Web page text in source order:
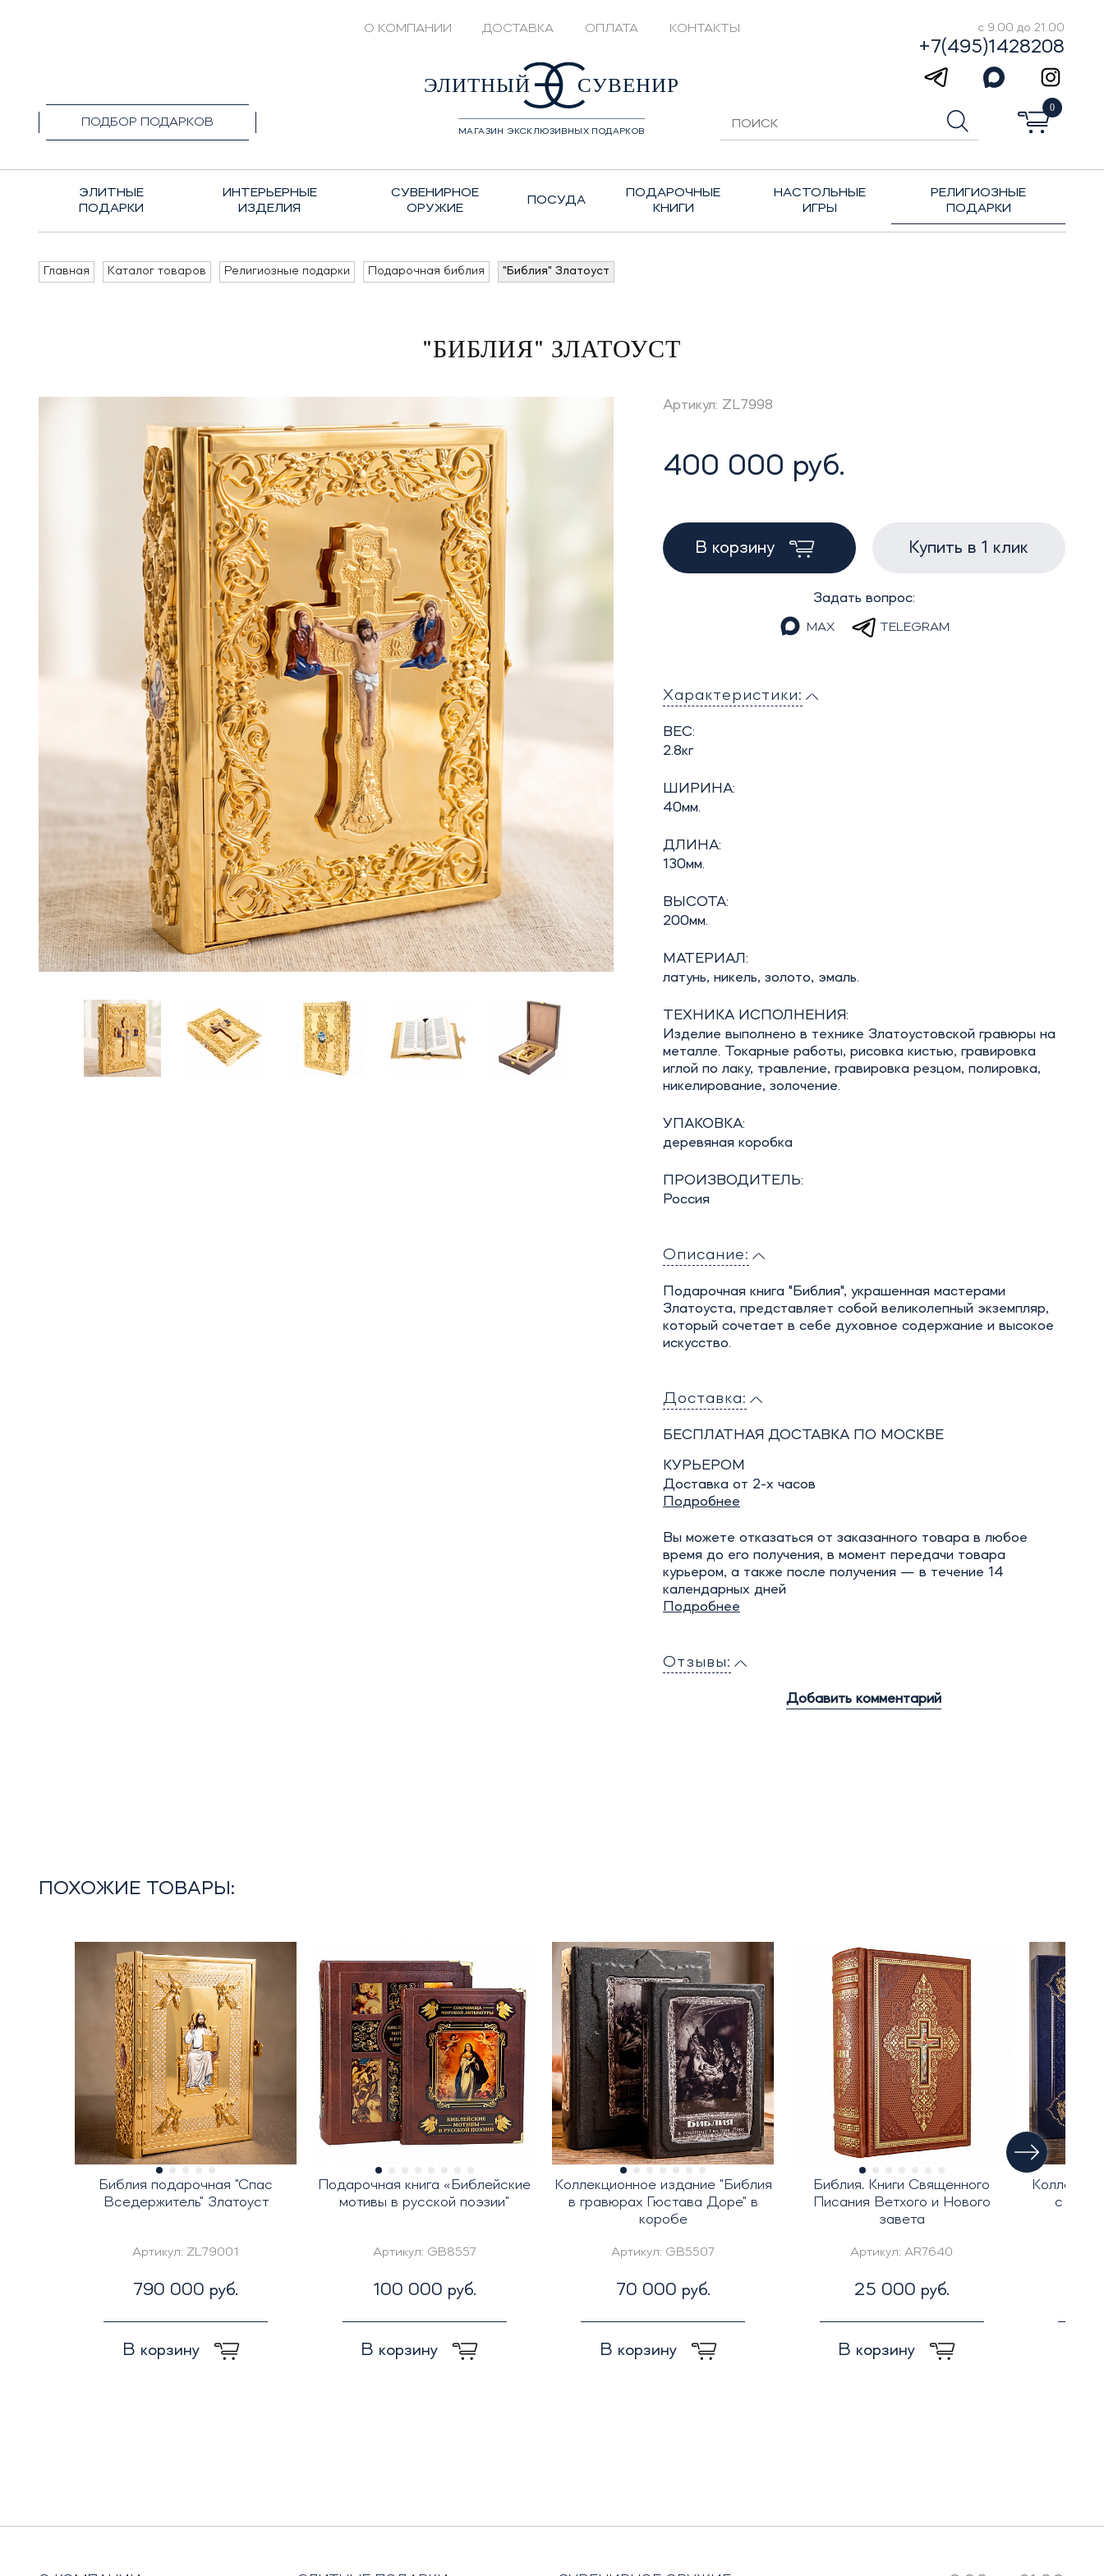
О КОМПАНИИ ДОСТАВКА ОПЛАТА КОНТАКТЫ с 9.00 до 21.00
+7(495)1428208
ПОДБОР ПОДАРКОВ
+7(495)1428208ЭЛИТНЫЙ СУВЕНИР
МАГАЗИН ЭКСКЛЮЗИВНЫХ ПОДАРКОВ
0
ЭЛИТНЫЕ
ПОДАРКИ
ИНТЕРЬЕРНЫЕ
ИЗДЕЛИЯ
СУВЕНИРНОЕ
ОРУЖИЕ
ПОСУДА
ПОДАРОЧНЫЕ
КНИГИ
НАСТОЛЬНЫЕ
ИГРЫ
РЕЛИГИОЗНЫЕ
ПОДАРКИ
Главная Каталог товаров Религиозные подарки Подарочная библия "Библия" Златоуст
"БИБЛИЯ" ЗЛАТОУСТ
Артикул: ZL7998
400 000 руб.
В корзину Купить в 1 клик
Задать вопрос:
MAX TELEGRAM
Характеристики:
ВЕС:
2.8кг
ШИРИНА:
40мм.
ДЛИНА:
130мм.
ВЫСОТА:
200мм.
МАТЕРИАЛ:
латунь, никель, золото, эмаль.
ТЕХНИКА ИСПОЛНЕНИЯ:
Изделие выполнено в технике Златоустовской гравюры на
металле. Токарные работы, рисовка кистью, гравировка
иглой по лаку, травление, гравировка резцом, полировка,
никелирование, золочение.
УПАКОВКА:
деревяная коробка
ПРОИЗВОДИТЕЛЬ:
Россия
Описание:
Подарочная книга "Библия", украшенная мастерами
Златоуста, представляет собой великолепный экземпляр,
который сочетает в себе духовное содержание и высокое
искусство.
Доставка:
БЕСПЛАТНАЯ ДОСТАВКА ПО МОСКВЕ
КУРЬЕРОМ
Доставка от 2-х часов
Подробнее
Вы можете отказаться от заказанного товара в любое
время до его получения, в момент передачи товара
курьером, а также после получения — в течение 14
календарных дней
Подробнее
Отзывы:
Добавить комментарий
ПОХОЖИЕ ТОВАРЫ:
Библия подарочная "Спас
Вседержитель" Златоуст
Артикул: ZL79001
790 000 руб.
В корзину
Подарочная книга «Библейские
мотивы в русской поэзии"
Артикул: GB8557
100 000 руб.
В корзину
Коллекционное издание "Библия
в гравюрах Гюстава Доре" в
коробе
Артикул: GB5507
70 000 руб.
В корзину
Библия. Книги Священного
Писания Ветхого и Нового
завета
Артикул:AR7640
25 000 руб.
В корзину
с